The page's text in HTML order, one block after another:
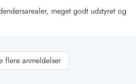
meget godt udstyret og
flere anmeldelser